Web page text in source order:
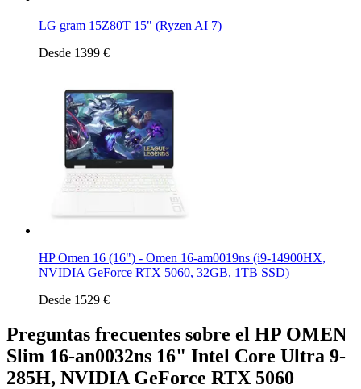
LG gram 15Z80T 15" (Ryzen AI 7)
Desde 1399 €
HP Omen 16 (16") - Omen 16-am0019ns (i9-14900HX,
NVIDIA GeForce RTX 5060, 32GB, 1TB SSD)
Desde 1529 €
Preguntas frecuentes sobre el HP OMEN
Slim 16-an0032ns 16" Intel Core Ultra 9-
285H, NVIDIA GeForce RTX 5060